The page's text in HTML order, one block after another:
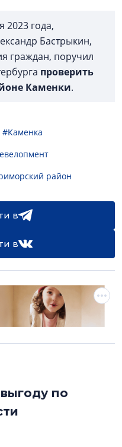
2023 года,
Бастрыкин,
граждан, поручил
проверить
Каменки.
#Каменка
район
в
в
по